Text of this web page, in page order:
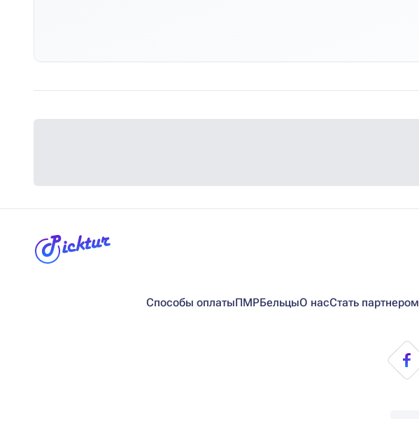
Способы оплатыПМРБельцыО насСтать партнером